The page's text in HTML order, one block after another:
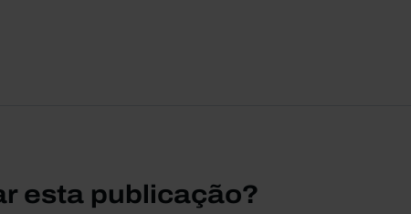
esta publicação?